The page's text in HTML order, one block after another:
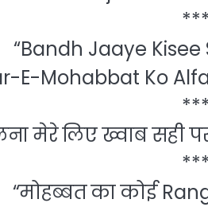
“Bandh Jaaye
E-Mohabbat Ko
मेरे लिए ख्वाब सही
“मोहब्बत का कोई